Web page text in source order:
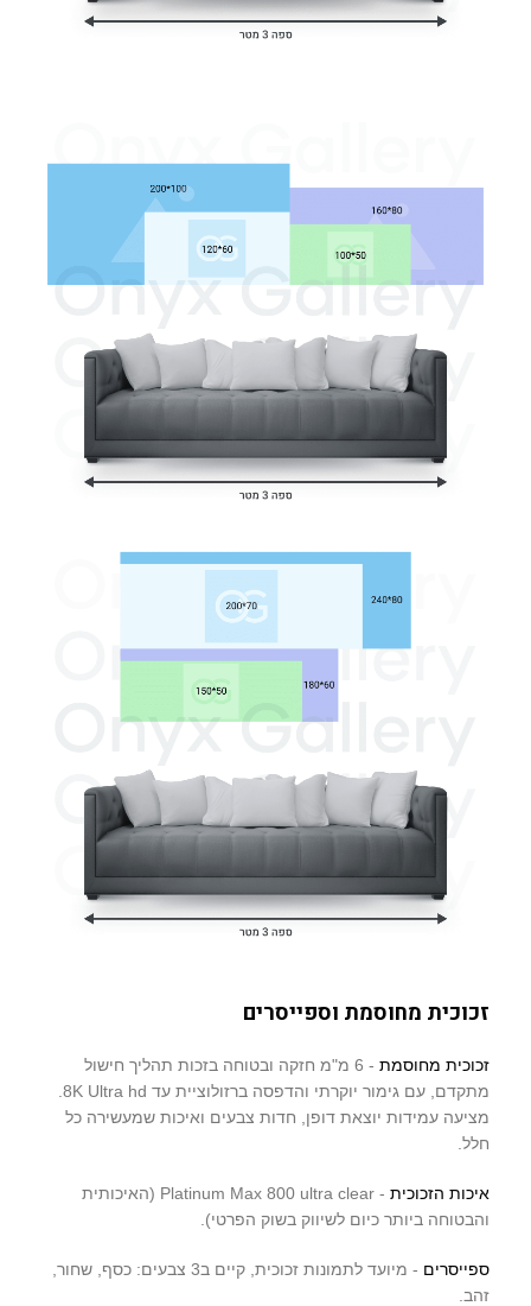
זכוכית מחוסמת וספייסרים
זכוכית מחוסמת
- 6 מ"מ חזקה ובטוחה בזכות תהליך חישול
מציעה עמידות יוצאת דופן, חדות צבעים ואיכות שמעשירה כל
חלל.
איכות הזכוכית
- Platinum Max 800 ultra clear (האיכותית
והבטוחה ביותר כיום לשיווק בשוק הפרטי).
ספייסרים
- מיועד לתמונות זכוכית, קיים ב3 צבעים: כסף, שחור,
זהב.